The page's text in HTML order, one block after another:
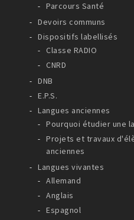
Parcours Santé
Devoirs communs
Dispositifs labellisés
Classe RADIO
CNRD
DNB
E.P.S.
Langues anciennes
Pourquoi étudier une
Projets et travaux
anciennes
Langues vivantes
Allemand
Anglais
Espagnol